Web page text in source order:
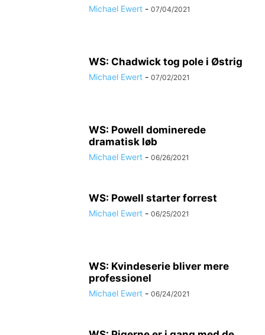
Michael Ewert - 07/04/2021
WS: Chadwick tog pole i Østrig
Michael Ewert - 07/02/2021
WS: Powell dominerede
dramatisk løb
Michael Ewert - 06/26/2021
WS: Powell starter forrest
Michael Ewert - 06/25/2021
WS: Kvindeserie bliver mere
professionel
Michael Ewert - 06/24/2021